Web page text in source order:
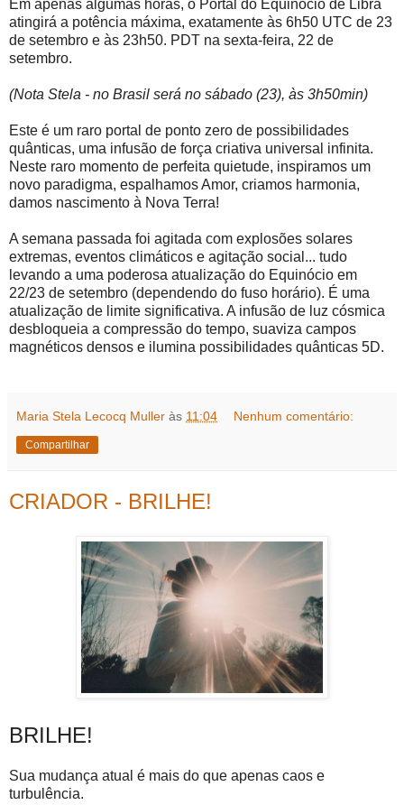
Em apenas algumas horas, o Portal do Equinócio de Libra
atingirá a potência máxima, exatamente às 6h50 UTC de 23
de setembro e às 23h50. PDT na sexta-feira, 22 de
setembro.
(Nota Stela - no Brasil será no sábado (23), às 3h50min)
Este é um raro portal de ponto zero de possibilidades
quânticas, uma infusão de força criativa universal infinita.
Neste raro momento de perfeita quietude, inspiramos um
novo paradigma, espalhamos Amor, criamos harmonia,
damos nascimento à Nova Terra!
A semana passada foi agitada com explosões solares
extremas, eventos climáticos e agitação social... tudo
levando a uma poderosa atualização do Equinócio em
22/23 de setembro (dependendo do fuso horário). É uma
atualização de limite significativa. A infusão de luz cósmica
desbloqueia a compressão do tempo, suaviza campos
magnéticos densos e ilumina possibilidades quânticas 5D.
Maria Stela Lecocq Muller às 11:04 Nenhum comentário:
Compartilhar
CRIADOR - BRILHE!
BRILHE!
Sua mudança atual é mais do que apenas caos e
turbulência.